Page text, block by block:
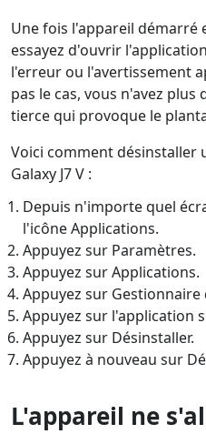
Une fois l'appareil démarré
essayez d'ouvrir
l'erreur ou l'avertissement
pas le cas, vous n'avez
tierce qui provoque le
Voici comment désinstaller
Galaxy J7 V :
Depuis n'importe quel
l'icône Applications.
Appuyez sur Paramètres.
Appuyez sur Applications.
Appuyez sur
Appuyez sur l'application
Appuyez sur Désinstaller.
Appuyez à nouveau sur
L'appareil ne